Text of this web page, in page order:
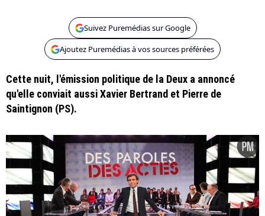
Suivez Puremédias sur Google
Ajoutez Puremédias à vos sources préférées
Cette nuit, l'émission politique de la Deux a annoncé
qu'elle conviait aussi Xavier Bertrand et Pierre de
Saintignon (PS).